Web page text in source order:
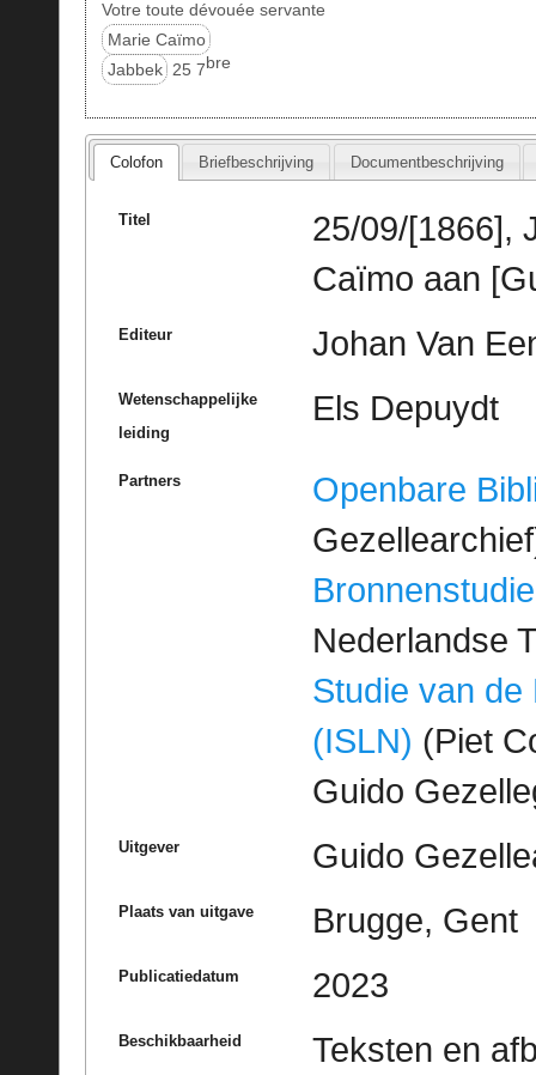
Votre toute dévouée servante
Marie Caïmo
Jabbek 25 7bre
Colofon Briefbeschrijving Documentbeschrijving
Titel
25/09/[1866],
Caïmo aan
Editeur Johan Van
Wetenschappelijke
leiding
Els Depuydt
Partners
Openbare
Bronnenstudie
Nederlandse
Studie van de
(ISLN) (Piet
Guido
Uitgever Guido
Plaats van uitgave Brugge, Gent
Publicatiedatum 2023
Beschikbaarheid
Teksten en